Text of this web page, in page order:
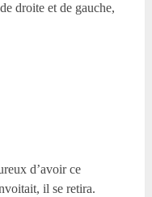
droite et de gauche,
d’avoir ce
il se retira.